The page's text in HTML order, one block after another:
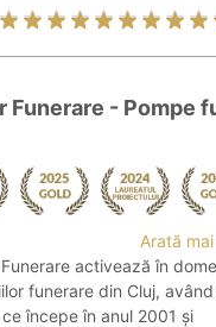
Funerare - Pompe
Arată
activează în
funerare din Cluj,
începe în anul 2001 și